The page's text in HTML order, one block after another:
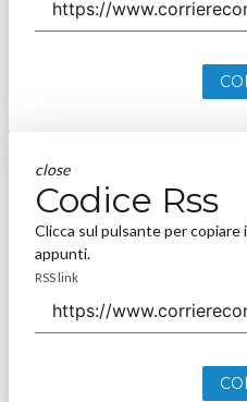
close
Codice Rss
Clicca sul pulsante per copiare
appunti.
RSS link